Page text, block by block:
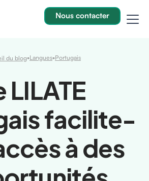
Nous contacter
du blog•Langues•Portugais
LILATE
facilite-
à des